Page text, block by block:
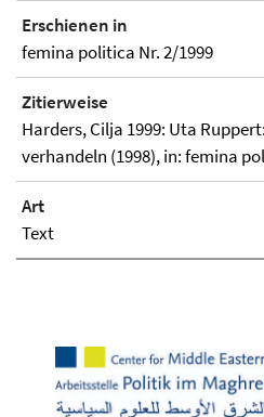
Erschienen in
femina politica Nr. 2/1999
Zitierweise
Harders, Cilja 1999: Uta
verhandeln (1998), in: femina
Art
Text